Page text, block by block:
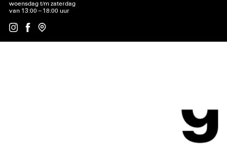
woensdag t/m zaterdag
van 13:00 – 18:00 uur